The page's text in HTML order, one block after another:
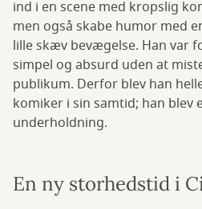
ind i en scene med kropslig
men også skabe humor med
lille skæv bevægelse. Han var
simpel og absurd uden at
publikum. Derfor blev han
komiker i sin samtid; han
underholdning.
En ny storhedstid i